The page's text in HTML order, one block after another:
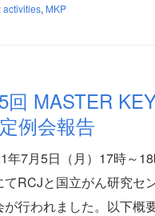
activities, MKP
回 MASTER
例会報告
年7月5日（月）17時～
てRCJと国立がん研究セ
が行われました。以下概